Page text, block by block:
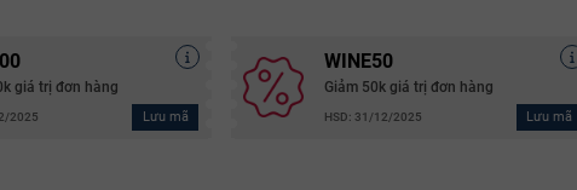
giá trị đơn hàng
2025 Lưu mã
WINE50
Giảm 50k giá trị đơn hàng
HSD: 31/12/2025 Lưu mã